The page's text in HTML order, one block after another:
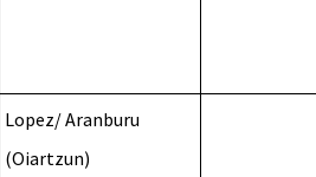
Lopez/Aranburu
(Oiartzun)